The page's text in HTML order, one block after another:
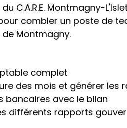
du C.A.R.E. Montmagny-
combler un poste de
de Montmagny.
complet
des mois et générer les
bancaires avec le bilan
différents rapports